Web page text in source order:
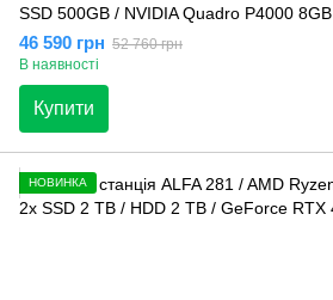
SSD 500GB / NVIDIA Quadro P4000 8GB
46 590 грн 52 760 грн
В наявності
Купити
НОВИНКА